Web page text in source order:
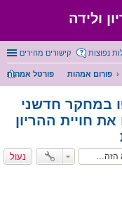
ולידה
קישורים מהירים נפוצות
פורטל אמהות פורום אמהות
במחקר חדשני
את חויית ההריון
נעול